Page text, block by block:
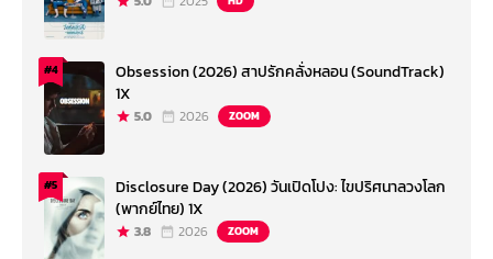
#4
Obsession (2026) สาปรักคลั่งหลอน (SoundTrack)
1X
5.0 2026 ZOOM
#5
Disclosure Day (2026) วันเปิดโปง: ไขปริศนาลวงโลก
(พากย์ไทย) 1X
3.8 2026 ZOOM